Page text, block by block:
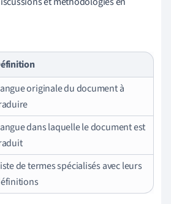
originale du document à
dans laquelle le document est
de termes spécialisés avec leurs